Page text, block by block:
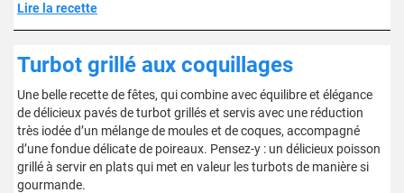
Lire la recette
Turbot grillé aux coquillages
Une belle recette de fêtes, qui combine avec équilibre et élégance
de délicieux pavés de turbot grillés et servis avec une réduction
très iodée d’un mélange de moules et de coques, accompagné
d’une fondue délicate de poireaux. Pensez-y : un délicieux poisson
grillé à servir en plats qui met en valeur les turbots de manière si
gourmande.